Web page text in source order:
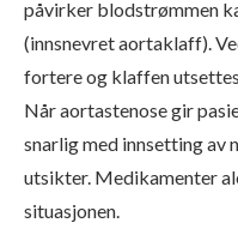
påvirker blodstrømmen
(innsnevret aortaklaff).
fortere og klaffen
Når aortastenose gir
snarlig med innsetting av
utsikter. Medikamenter
situasjonen.